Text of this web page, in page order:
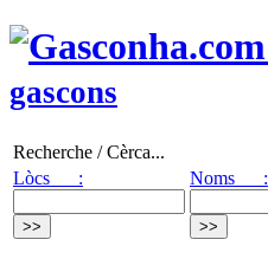
gascons
Recherche / Cèrca...
Lòcs :
Noms :